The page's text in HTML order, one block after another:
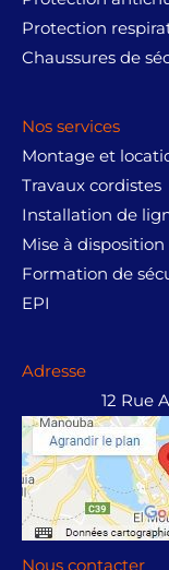
Protection
Chaussures de
Nos services
Montage et
Travaux cordistes
Installation de
Mise à
Formation de
EPI
Adresse
12 Rue
Nous contacter